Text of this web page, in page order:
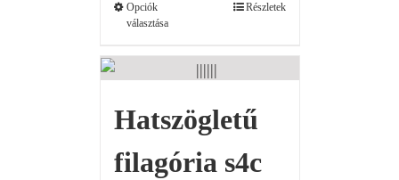
Opciók
választása
Részletek
Hatszögletű
filagória s4c